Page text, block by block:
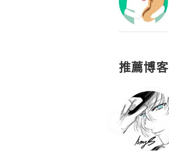
推薦博客